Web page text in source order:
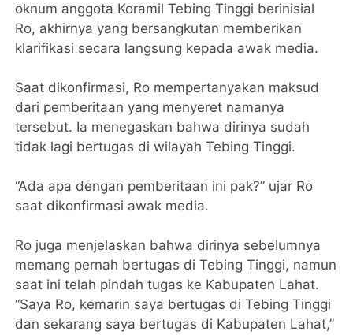
oknum anggota Koramil Tebing Tinggi berinisial
Ro, akhirnya yang bersangkutan memberikan
klarifikasi secara langsung kepada awak media.
Saat dikonfirmasi, Ro mempertanyakan maksud
dari pemberitaan yang menyeret namanya
tersebut. Ia menegaskan bahwa dirinya sudah
tidak lagi bertugas di wilayah Tebing Tinggi.
“Ada apa dengan pemberitaan ini pak?” ujar Ro
saat dikonfirmasi awak media.
Ro juga menjelaskan bahwa dirinya sebelumnya
memang pernah bertugas di Tebing Tinggi, namun
saat ini telah pindah tugas ke Kabupaten Lahat.
“Saya Ro, kemarin saya bertugas di Tebing Tinggi
dan sekarang saya bertugas di Kabupaten Lahat,”